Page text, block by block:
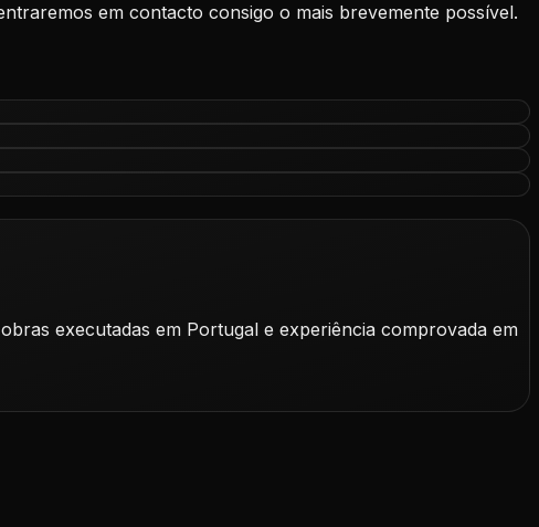
em contacto consigo o mais brevemente possível.
executadas em Portugal e experiência comprovada em